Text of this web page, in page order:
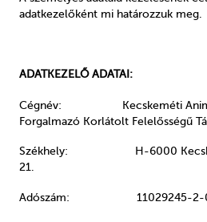
adatkezelőként mi határozzuk meg.
ADATKEZELŐ ADATAI:
Cégnév:
Kecskeméti
Forgalmazó Korlátolt Felelősségű
Székhely:
H-6000
21.
Adószám: 11029245-2-